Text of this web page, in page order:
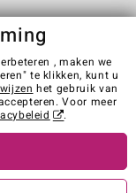
Cookies
herroepen
, maken we
te klikken, kunt u
het gebruik van
Voor meer
.